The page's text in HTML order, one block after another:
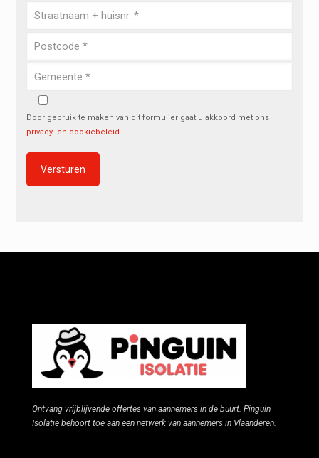
Door gebruik te maken van dit formulier gaat u akkoord met ons
privacy- en cookiebeleid .
Ontvang vrijblijvende offertes van aannemers in de buurt. Pinguin
Isolatie behoort toe aan een netwerk van aannemers in Vlaanderen.